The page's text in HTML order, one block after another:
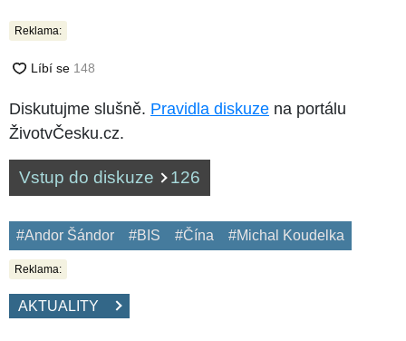
Reklama:
Diskutujme slušně. Pravidla diskuze na portálu
ŽivotvČesku.cz.
Vstup do diskuze 126
#Andor Šándor #BIS #Čína #Michal Koudelka
Reklama:
AKTUALITY